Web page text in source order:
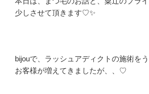
少しさせて頂きます♡✨
bijouで、ラッシュアディクトの施術を
お客様が増えてきましたが、、♡